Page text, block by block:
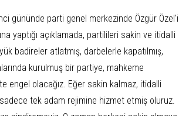
gününde parti genel merkezinde Özgür Özel'i
yaptığı açıklamada, partilileri sakin ve itidalli
badireler atlatmış, darbelerle kapatılmış,
kurulmuş bir partiye, mahkeme
engel olacağız. Eğer sakin kalmaz, itidalli
tek adam rejimine hizmet etmiş oluruz.